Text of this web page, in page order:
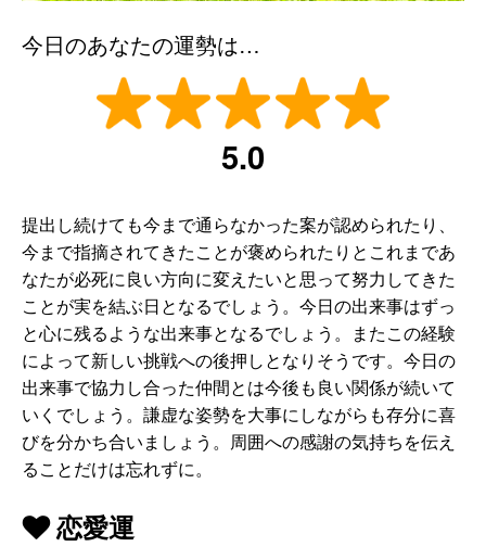
今日のあなたの運勢は…
5.0
提出し続けても今まで通らなかった案が認められたり、
今まで指摘されてきたことが褒められたりとこれまであ
なたが必死に良い方向に変えたいと思って努力してきた
ことが実を結ぶ日となるでしょう。今日の出来事はずっ
と心に残るような出来事となるでしょう。またこの経験
によって新しい挑戦への後押しとなりそうです。今日の
出来事で協力し合った仲間とは今後も良い関係が続いて
いくでしょう。謙虚な姿勢を大事にしながらも存分に喜
びを分かち合いましょう。周囲への感謝の気持ちを伝え
ることだけは忘れずに。
恋愛運